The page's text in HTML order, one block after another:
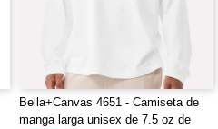
Bella+Canvas 4651 - Camiseta de
manga larga unisex de 7.5 oz de